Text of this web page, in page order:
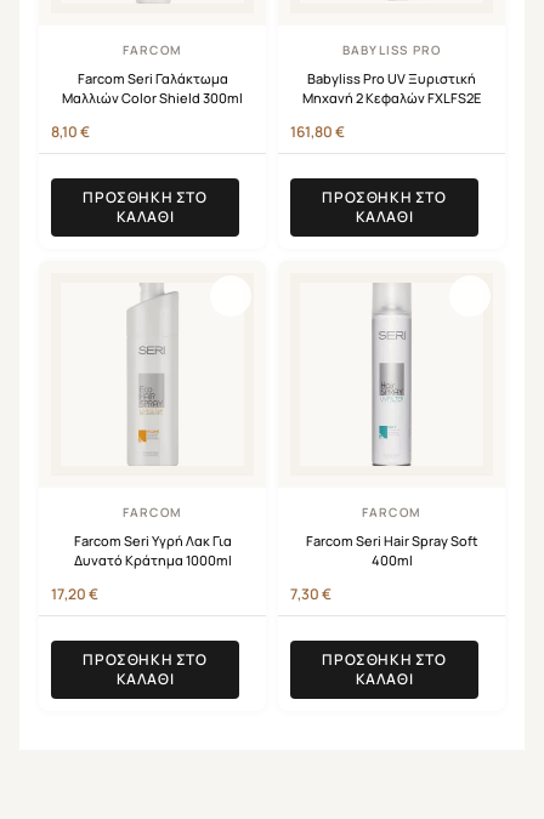
FARCOM
Farcom Seri Γαλάκτωμα
Μαλλιών Color Shield 300ml
8,10€
ΠΡΟΣΘΉΚΗ ΣΤΟ
ΚΑΛΆΘΙ
BABYLISS PRO
Babyliss Pro UV Ξυριστική
Μηχανή 2 Κεφαλών FXLFS2E
161,80€
ΠΡΟΣΘΉΚΗ ΣΤΟ
ΚΑΛΆΘΙ
FARCOM
Farcom Seri Υγρή Λακ Για
Δυνατό Κράτημα 1000ml
17,20€
ΠΡΟΣΘΉΚΗ ΣΤΟ
ΚΑΛΆΘΙ
FARCOM
Farcom Seri Hair Spray Soft
400ml
7,30€
ΠΡΟΣΘΉΚΗ ΣΤΟ
ΚΑΛΆΘΙ